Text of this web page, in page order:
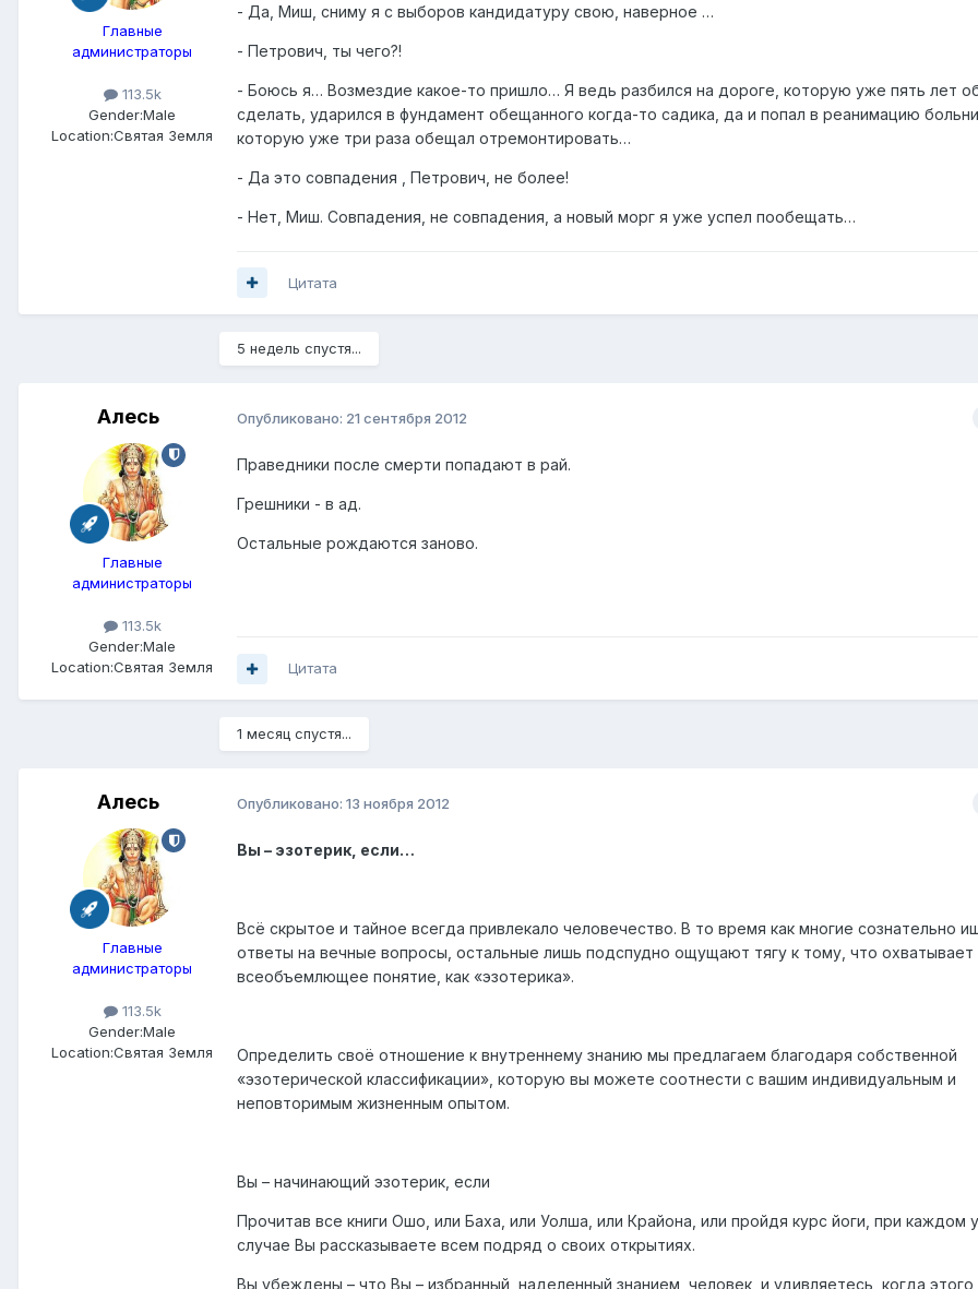
Главные
администраторы
113.5k
Gender:Male
Location:Святая Земля
- Да, Миш, сниму я с выборов кандидатуру свою, наверное …
- Петрович, ты чего?!
- Боюсь я… Возмездие какое-то пришло… Я ведь разбился на дороге, которую уже пять лет
сделать, ударился в фундамент обещанного когда-то садика, да и попал в реанимацию
которую уже три раза обещал отремонтировать…
- Да это совпадения , Петрович, не более!
- Нет, Миш. Совпадения, не совпадения, а новый морг я уже успел пообещать…
Цитата
5 недель спустя...
Алесь
Главные
администраторы
113.5k
Gender:Male
Location:Святая Земля
Опубликовано: 21 сентября 2012
Праведники после смерти попадают в рай.
Грешники - в ад.
Остальные рождаются заново.
Цитата
1 месяц спустя...
Алесь
Главные
администраторы
113.5k
Gender:Male
Location:Святая Земля
Опубликовано: 13 ноября 2012
Вы – эзотерик, если…
Всё скрытое и тайное всегда привлекало человечество. В то время как многие сознательно
ответы на вечные вопросы, остальные лишь подспудно ощущают тягу к тому, что охватывает
всеобъемлющее понятие, как «эзотерика».
Определить своё отношение к внутреннему знанию мы предлагаем благодаря собственной
«эзотерической классификации», которую вы можете соотнести с вашим индивидуальным и
неповторимым жизненным опытом.
Вы – начинающий эзотерик, если
Прочитав все книги Ошо, или Баха, или Уолша, или Крайона, или пройдя курс йоги, при каждом
случае Вы рассказываете всем подряд о своих открытиях.
Вы убеждены – что Вы – избранный, наделенный знанием, человек, и удивляетесь, когда этого